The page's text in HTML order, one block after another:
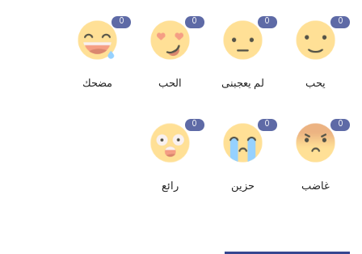
0
يحب
0
لم يعجبنى
0
الحب
0
مضحك
0
غاضب
0
حزين
0
رائع